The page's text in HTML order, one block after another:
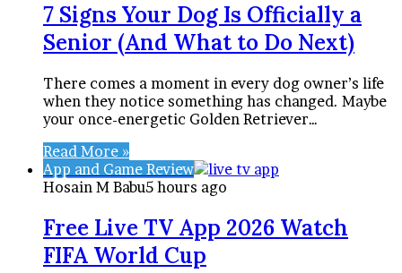
7 Signs Your Dog Is Officially a
Senior (And What to Do Next)
There comes a moment in every dog owner’s life
when they notice something has changed. Maybe
your once-energetic Golden Retriever…
Read More »
App and Game Review
Hosain M Babu5 hours ago
Free Live TV App 2026 Watch
FIFA World Cup